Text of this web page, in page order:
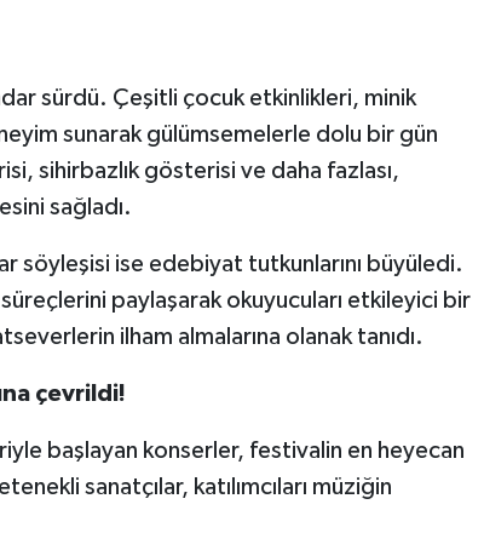
sürdü. Çeşitli çocuk etkinlikleri, minik
sunarak gülümsemelerle dolu bir gün
sihirbazlık gösterisi ve daha fazlası,
sağladı.
söyleşisi ise edebiyat tutkunlarını büyüledi.
paylaşarak okuyucuları etkileyici bir
ilham almalarına olanak tanıdı.
çevrildi!
başlayan konserler, festivalin en heyecan
sanatçılar, katılımcıları müziğin